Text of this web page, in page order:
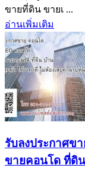
ขายที่ดิน ขายเ ...
อ่านเพิ่มเติม
รับลงประกาศข
ขายคอนโด ที่ดิ